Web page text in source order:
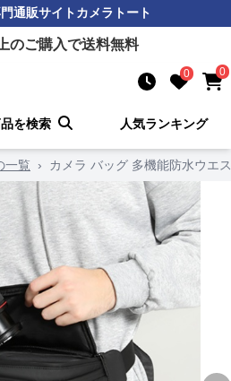
通販サイトカメラトート
のご購入で送料無料
0 0
を検索 人気ランキング
一覧 › カメラ バッグ 多機能防水ウエ